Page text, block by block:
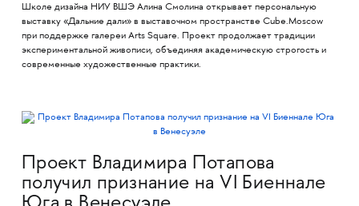
Школе дизайна НИУ ВШЭ Алина Смолина открывает персональную
выставку «Дальние дали» в выставочном пространстве Cube.Moscow
при поддержке галереи Arts Square. Проект продолжает традиции
экспериментальной живописи, объединяя академическую строгость и
современные художественные практики.
Проект Владимира Потапова
получил признание на VI Биеннале